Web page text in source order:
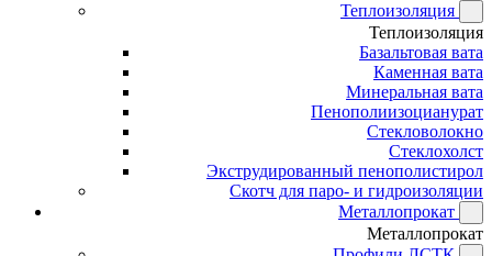
Теплоизоляция
Теплоизоляция
Базальтовая вата
Каменная вата
Минеральная вата
Пенополиизоцианурат
Стекловолокно
Стеклохолст
Экструдированный пенополистирол
Скотч для паро- и гидроизоляции
Металлопрокат
Металлопрокат